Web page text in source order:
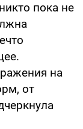
пока не
на
от